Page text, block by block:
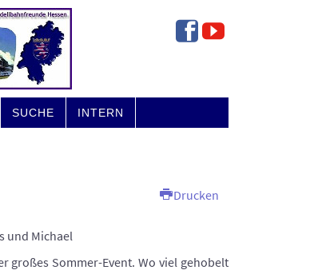
SUCHE INTERN
Drucken
und Michael
großes Sommer-Event. Wo viel gehobelt